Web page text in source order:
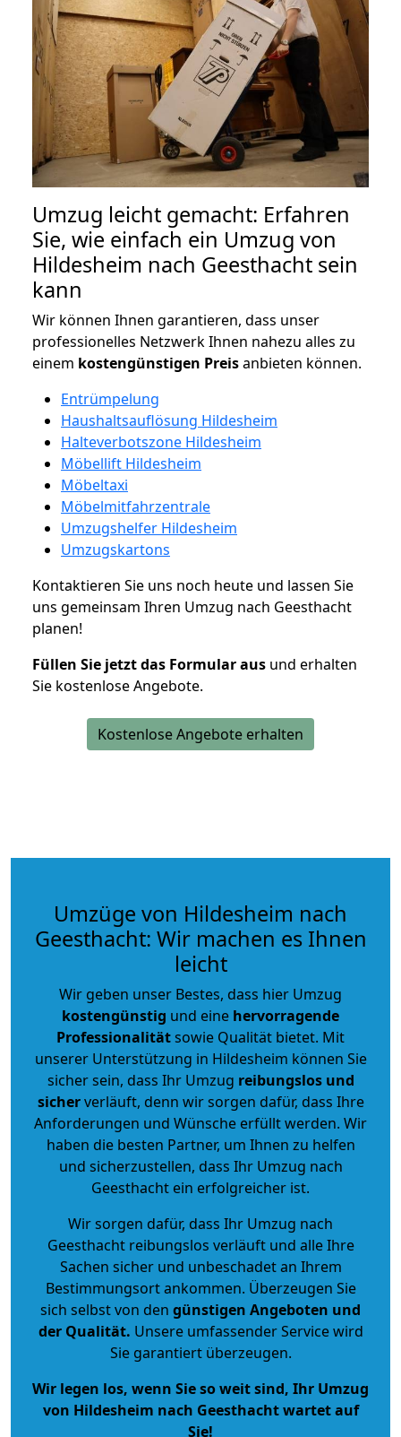
Umzug leicht gemacht: Erfahren
Sie, wie einfach ein Umzug von
Hildesheim nach Geesthacht sein
kann
Wir können Ihnen garantieren, dass unser
professionelles Netzwerk Ihnen nahezu alles zu
einem kostengünstigen Preisanbieten können.
Entrümpelung
Haushaltsauflösung Hildesheim
Halteverbotszone Hildesheim
Möbellift Hildesheim
Möbeltaxi
Möbelmitfahrzentrale
Umzugshelfer Hildesheim
Umzugskartons
Kontaktieren Sie uns noch heute und lassen Sie
uns gemeinsam Ihren Umzug nach Geesthacht
planen!
Füllen Sie jetzt das Formular aus und erhalten
Sie kostenlose Angebote.
Kostenlose Angebote erhalten
Umzüge von Hildesheim nach
Geesthacht: Wir machen es Ihnen
leicht
Wir geben unser Bestes, dass hier Umzug
kostengünstig und eine hervorragende
Professionalitätsowie Qualität bietet. Mit
unserer Unterstützung in Hildesheim können Sie
sicher sein, dass Ihr Umzug reibungslos und
sicherverläuft, denn wir sorgen dafür, dass Ihre
Anforderungen und Wünsche erfüllt werden. Wir
haben die besten Partner, um Ihnen zu helfen
und sicherzustellen, dass Ihr Umzug nach
Geesthacht ein erfolgreicher ist.
Wir sorgen dafür, dass Ihr Umzug nach
Geesthacht reibungslos verläuft und alle Ihre
Sachen sicher und unbeschadet an Ihrem
Bestimmungsort ankommen. Überzeugen Sie
sich selbst von den günstigen Angeboten und
der Qualität. Unsere umfassender Service wird
Sie garantiert überzeugen.
Wir legen los, wenn Sie so weit sind, Ihr Umzug
von Hildesheim nach Geesthacht wartet auf
Sie!